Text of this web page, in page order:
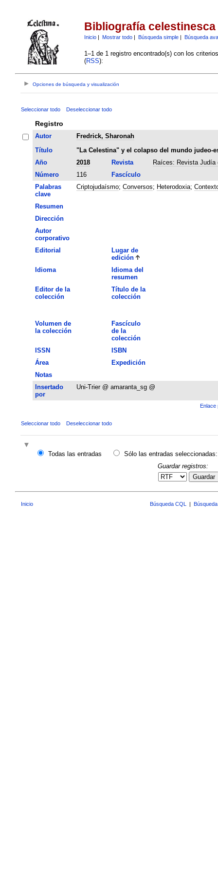
Bibliografía celestinesca
Inicio| Mostrar todo| Búsqueda simple| Búsqueda
1–1 de 1 registro encontrado(s) con los
(RSS):
Opciones de búsqueda y visualización
Seleccionar todo Deseleccionar todo
Registro
Autor
Fredrick, Sharonah
Título
"La Celestina" y el colapso del mundo judeo-
Año
2018 Revista
Raíces: Revista Judía
Número
116
Fascículo
Palabras
clave
Criptojudaísmo; Conversos; Heterodoxia;
Resumen
Dirección
Autor
corporativo
Editorial
Lugar de
edición
Idioma
Idioma del
resumen
Editor de la
colección
Título de la
colección
Volumen de
la colección
Fascículo
de la
colección
ISSN
ISBN
Área
Expedición
Notas
Insertado
por
Uni-Trier @ amaranta_sg @
Enlace
Seleccionar todo Deseleccionar todo
Todas las entradas
Sólo las entradas seleccionadas:
Guardar registros:
Guardar
Inicio Búsqueda CQL